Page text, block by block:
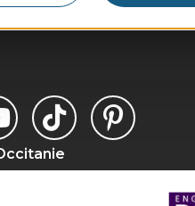
Destination Sport